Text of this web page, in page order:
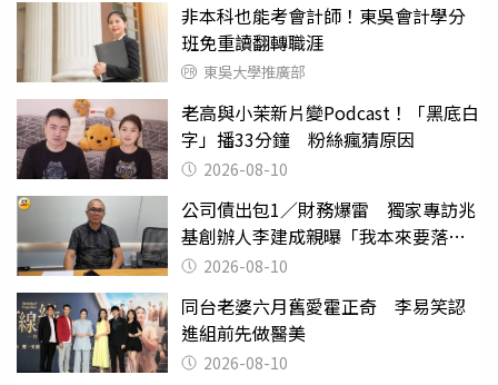
非本科也能考會計師！東吳會計學分
班免重讀翻轉職涯
東吳大學推廣部
老高與小茉新片變Podcast！「黑底白
字」播33分鐘 粉絲瘋猜原因
2026-08-10
公司債出包1／財務爆雷 獨家專訪兆
基創辦人李建成親曝「我本來要落
跑」2026-08-10
同台老婆六月舊愛霍正奇 李易笑認
進組前先做醫美
2026-08-10